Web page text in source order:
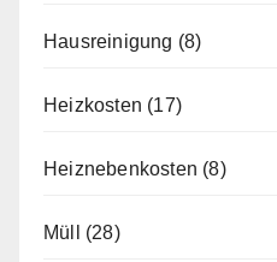
Hausreinigung (8)
Heizkosten (17)
Heiznebenkosten (8)
Müll (28)